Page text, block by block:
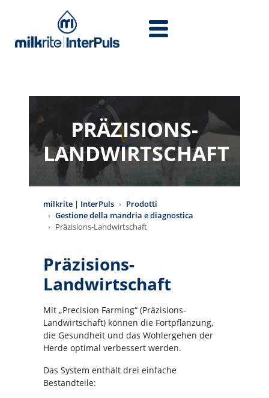
PRÄZISIONS-
LANDWIRTSCHAFT
milkrite | InterPuls
Prodotti
Gestione della mandria e diagnostica
Präzisions-Landwirtschaft
Präzisions-
Landwirtschaft
Mit „Precision Farming“ (Präzisions-
Landwirtschaft) können die Fortpflanzung,
die Gesundheit und das Wohlergehen der
Herde optimal verbessert werden.
Das System enthält drei einfache
Bestandteile: